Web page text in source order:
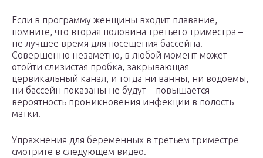
Если в программу женщины входит плавание,
помните, что вторая половина третьего триместра –
не лучшее время для посещения бассейна.
Совершенно незаметно, в любой момент может
отойти слизистая пробка, закрывающая
цервикальный канал, и тогда ни ванны, ни водоемы,
ни бассейн показаны не будут – повышается
вероятность проникновения инфекции в полость
матки.
Упражнения для беременных в третьем триместре
смотрите в следующем видео.